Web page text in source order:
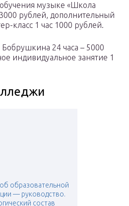
музыке «Школа
3000 рублей, дополнительный
класс 1 час 1000 рублей.
24 часа – 5000
индивидуальное занятие 1
образовательной
— руководство.
состав